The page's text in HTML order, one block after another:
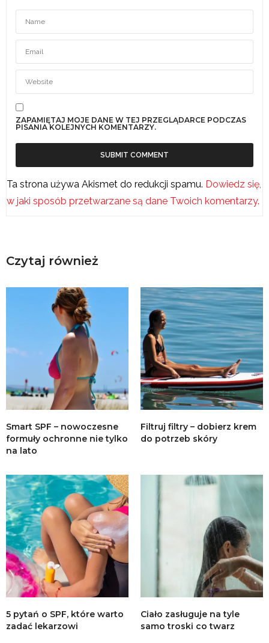
ZAPAMIĘTAJ MOJE DANE W TEJ PRZEGLĄDARCE PODCZAS
PISANIA KOLEJNYCH KOMENTARZY.
Ta strona używa Akismet do redukcji spamu. Dowiedz się,
w jaki sposób przetwarzane są dane Twoich komentarzy.
Czytaj również
Smart SPF – nowoczesne
formuły ochronne nie tylko
na lato
Filtruj filtry – dobierz krem
do potrzeb skóry
5 pytań o SPF, które warto
zadać lekarzowi
Ciało zasługuje na tyle
samo troski co twarz